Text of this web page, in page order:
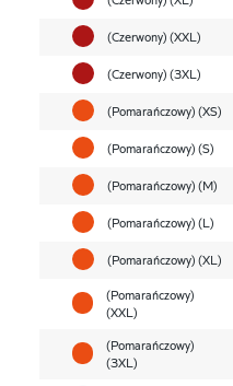
(Czerwony) (XXL)
(Czerwony) (3XL)
(Pomarańczowy) (XS)
(Pomarańczowy) (S)
(Pomarańczowy) (M)
(Pomarańczowy) (L)
(Pomarańczowy) (XL)
(Pomarańczowy)
(XXL)
(Pomarańczowy)
(3XL)